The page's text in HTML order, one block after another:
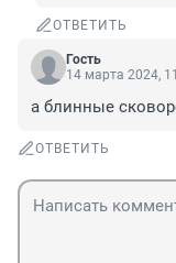
ОТВЕТИТЬ
Гость
14 марта 2024,
а блинные
ОТВЕТИТЬ